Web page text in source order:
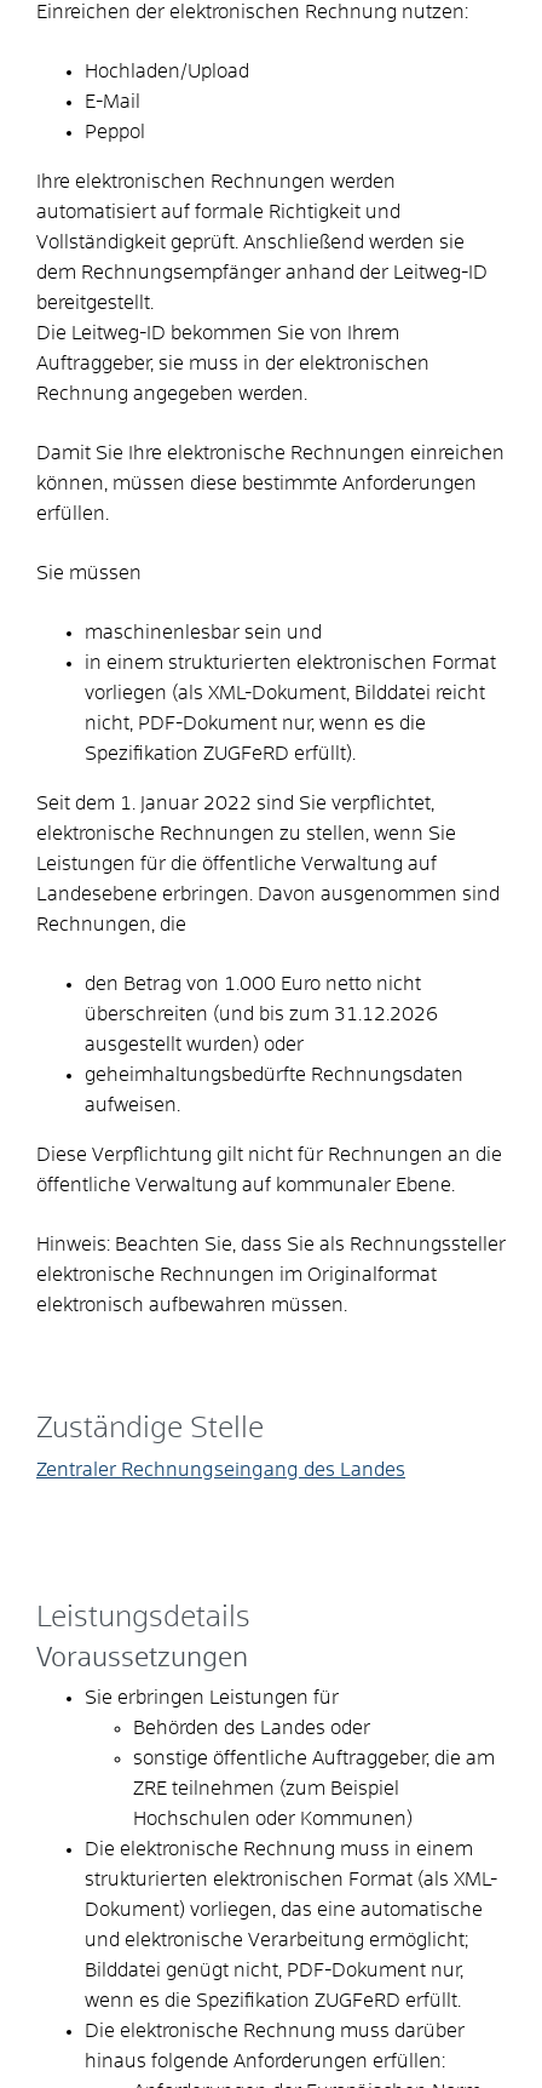
Einreichen der elektronischen Rechnung nutzen:
Hochladen/Upload
E-Mail
Peppol
Ihre elektronischen Rechnungen werden
automatisiert auf formale Richtigkeit und
Vollständigkeit geprüft. Anschließend werden sie
dem Rechnungsempfänger anhand der Leitweg-ID
bereitgestellt.
Die Leitweg-ID bekommen Sie von Ihrem
Auftraggeber, sie muss in der elektronischen
Rechnung angegeben werden.
Damit Sie Ihre elektronische Rechnungen einreichen
können, müssen diese bestimmte Anforderungen
erfüllen.
Sie müssen
maschinenlesbar sein und
in einem strukturierten elektronischen Format
vorliegen (als XML-Dokument, Bilddatei reicht
nicht, PDF-Dokument nur, wenn es die
Spezifikation ZUGFeRD erfüllt).
Seit dem 1. Januar 2022 sind Sie verpflichtet,
elektronische Rechnungen zu stellen, wenn Sie
Leistungen für die öffentliche Verwaltung auf
Landesebene erbringen. Davon ausgenommen sind
Rechnungen, die
den Betrag von 1.000 Euro netto nicht
überschreiten (und bis zum 31.12.2026
ausgestellt wurden) oder
geheimhaltungsbedürfte Rechnungsdaten
aufweisen.
Diese Verpflichtung gilt nicht für Rechnungen an die
öffentliche Verwaltung auf kommunaler Ebene.
Hinweis: Beachten Sie, dass Sie als Rechnungssteller
elektronische Rechnungen im Originalformat
elektronisch aufbewahren müssen.
Zuständige Stelle
Zentraler Rechnungseingang des Landes
Leistungsdetails
Voraussetzungen
Sie erbringen Leistungen für
Behörden des Landes oder
sonstige öffentliche Auftraggeber, die am
ZRE teilnehmen (zum Beispiel
Hochschulen oder Kommunen)
Die elektronische Rechnung muss in einem
strukturierten elektronischen Format (als XML-
Dokument) vorliegen, das eine automatische
und elektronische Verarbeitung ermöglicht;
Bilddatei genügt nicht, PDF-Dokument nur,
wenn es die Spezifikation ZUGFeRD erfüllt.
Die elektronische Rechnung muss darüber
hinaus folgende Anforderungen erfüllen: